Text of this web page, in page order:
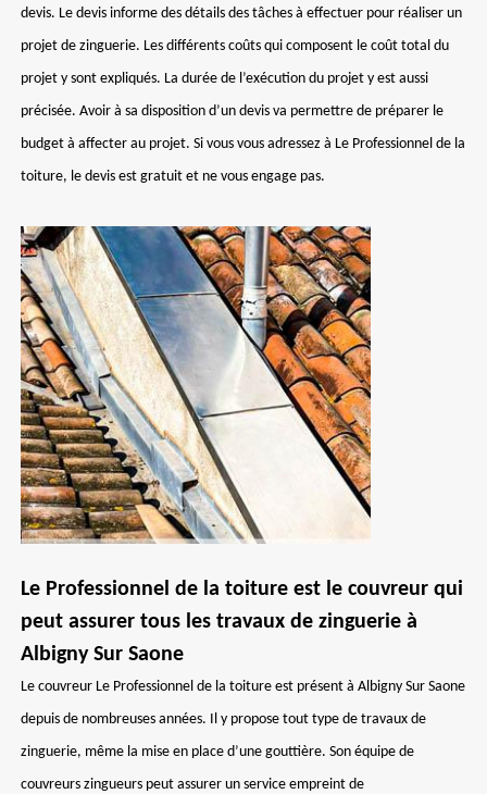
devis. Le devis informe des détails des tâches à effectuer pour réaliser un
projet de zinguerie. Les différents coûts qui composent le coût total du
projet y sont expliqués. La durée de l’exécution du projet y est aussi
précisée. Avoir à sa disposition d’un devis va permettre de préparer le
budget à affecter au projet. Si vous vous adressez à Le Professionnel de la
toiture, le devis est gratuit et ne vous engage pas.
Le Professionnel de la toiture est le couvreur qui
peut assurer tous les travaux de zinguerie à
Albigny Sur Saone
Le couvreur Le Professionnel de la toiture est présent à Albigny Sur Saone
depuis de nombreuses années. Il y propose tout type de travaux de
zinguerie, même la mise en place d’une gouttière. Son équipe de
couvreurs zingueurs peut assurer un service empreint de